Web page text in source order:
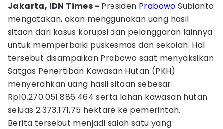
Jakarta, IDN Times - Presiden Prabowo Subianto
mengatakan, akan menggunakan uang hasil
sitaan dari kasus korupsi dan pelanggaran lainnya
untuk memperbaiki puskesmas dan sekolah. Hal
tersebut disampaikan Prabowo saat menyaksikan
Satgas Penertiban Kawasan Hutan (PKH)
menyerahkan uang hasil sitaan sebesar
Rp10.270.051.886.464 serta lahan kawasan hutan
seluas 2.373.171,75 hektare ke pemerintah.
Berita tersebut menjadi salah satu yang